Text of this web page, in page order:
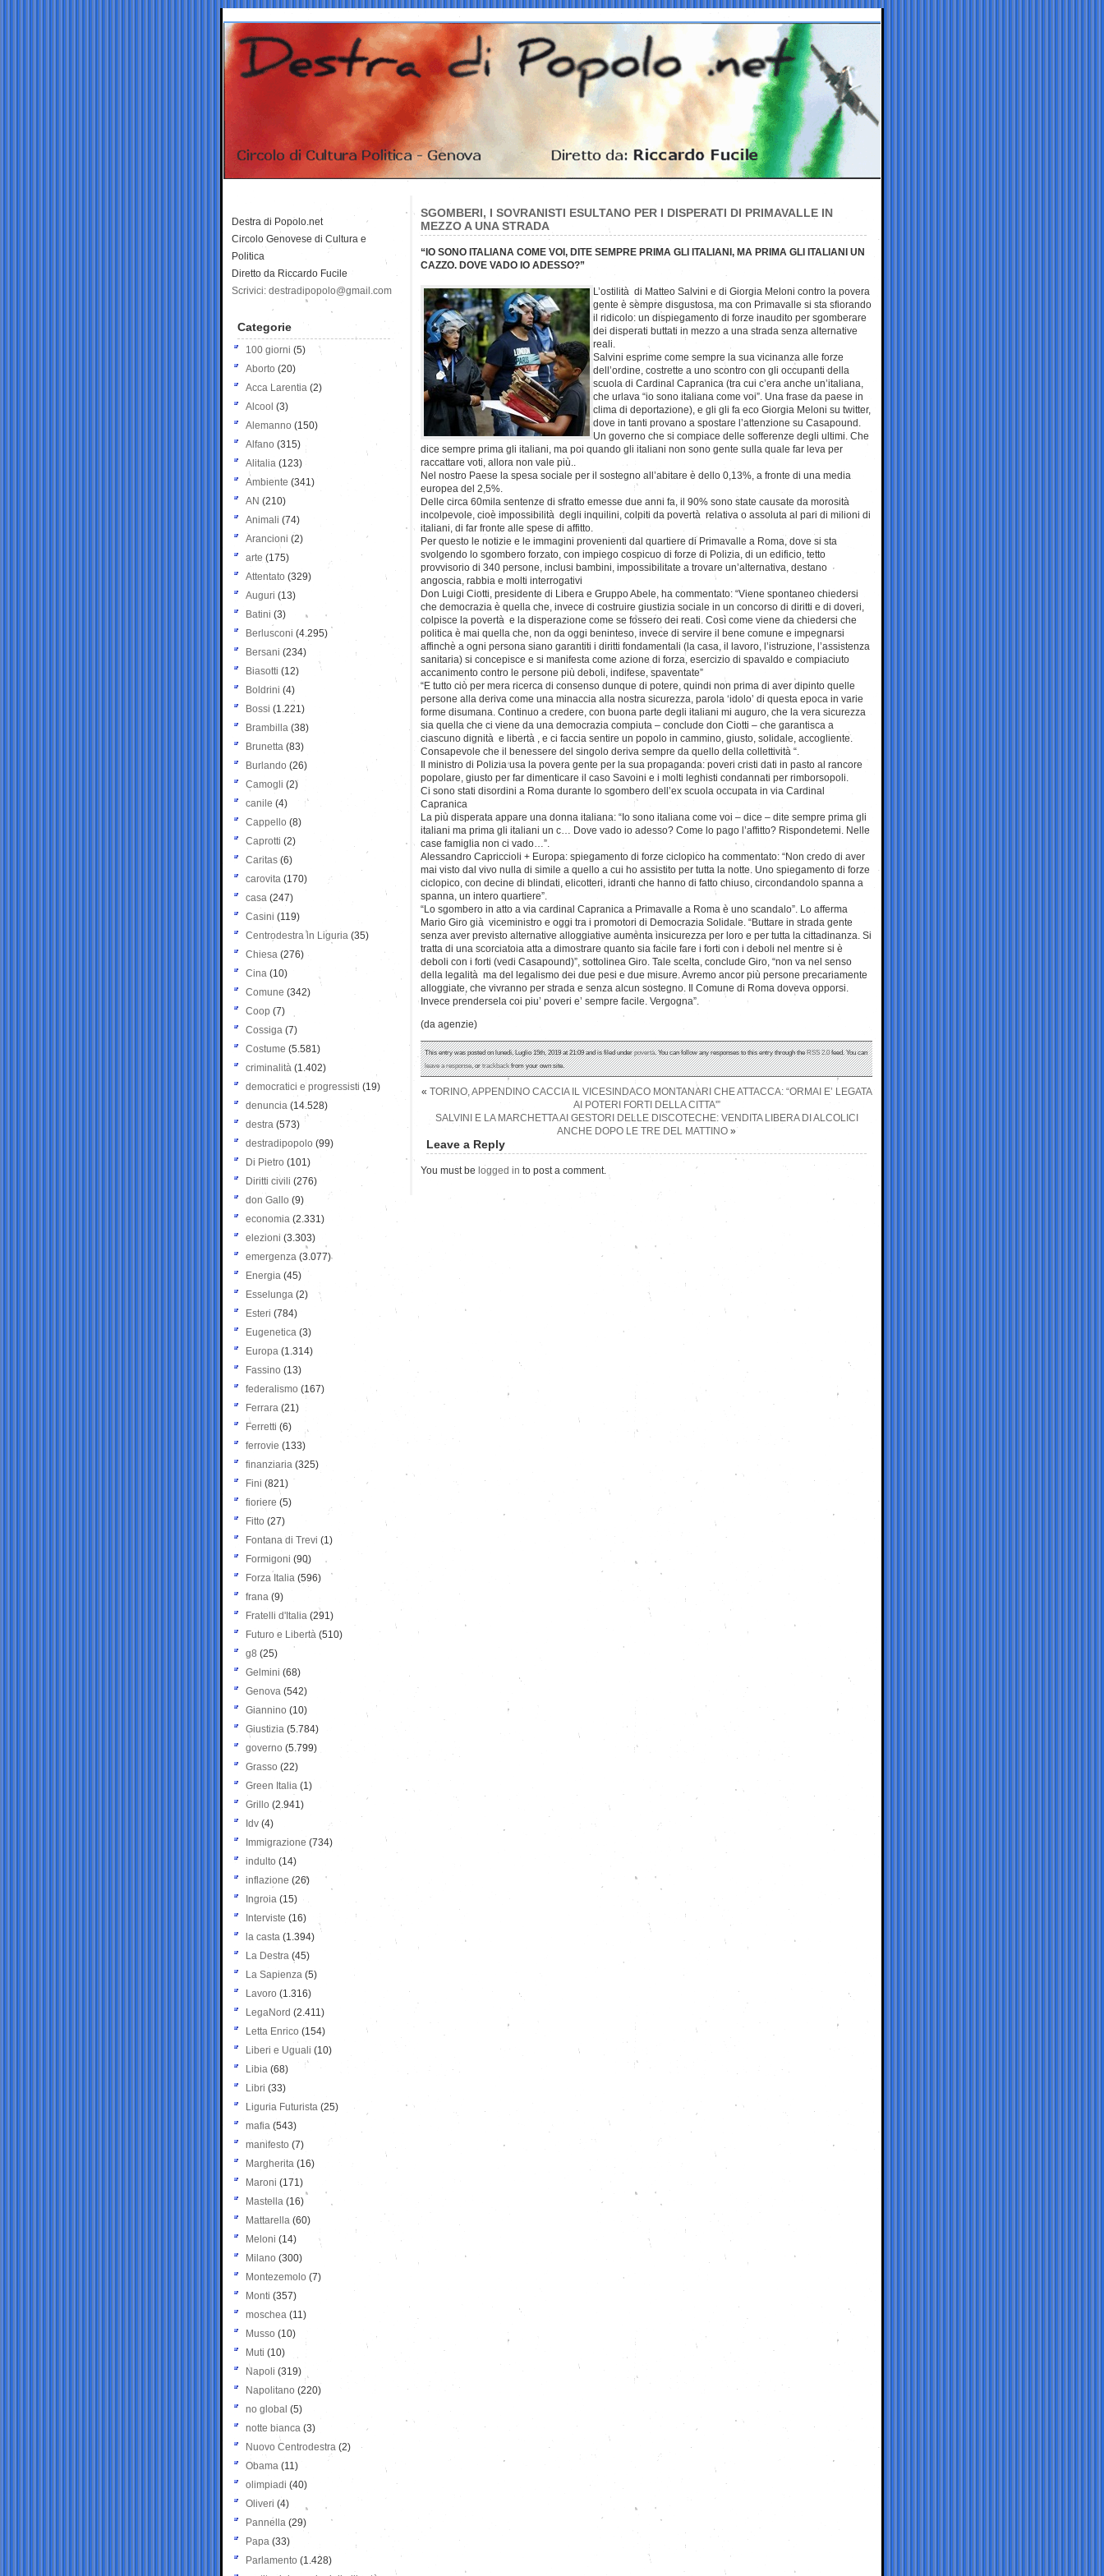
SGOMBERI, I SOVRANISTI ESULTANO PER I DISPERATI DI PRIMAVALLE IN
MEZZO A UNA STRADA
“IO SONO ITALIANA COME VOI, DITE SEMPRE PRIMA GLI ITALIANI, MA PRIMA GLI ITALIANI UN
CAZZO. DOVE VADO IO ADESSO?”
L’ostilità di Matteo Salvini e di Giorgia Meloni contro la povera
gente è sempre disgustosa, ma con Primavalle si sta sfiorando
il ridicolo: un dispiegamento di forze inaudito per sgomberare
dei disperati buttati in mezzo a una strada senza alternative
reali.
Salvini esprime come sempre la sua vicinanza alle forze
dell’ordine, costrette a uno scontro con gli occupanti della
scuola di Cardinal Capranica (tra cui c’era anche un’italiana,
che urlava “io sono italiana come voi”. Una frase da paese in
clima di deportazione), e gli gli fa eco Giorgia Meloni su twitter,
dove in tanti provano a spostare l’attenzione su Casapound.
Un governo che si compiace delle sofferenze degli ultimi. Che
dice sempre prima gli italiani, ma poi quando gli italiani non sono gente sulla quale far leva per
raccattare voti, allora non vale più..
Nel nostro Paese la spesa sociale per il sostegno all’abitare è dello 0,13%, a fronte di una media
europea del 2,5%.
Delle circa 60mila sentenze di sfratto emesse due anni fa, il 90% sono state causate da morosità
incolpevole, cioè impossibilità degli inquilini, colpiti da povertà relativa o assoluta al pari di milioni di
italiani, di far fronte alle spese di affitto.
Per questo le notizie e le immagini provenienti dal quartiere di Primavalle a Roma, dove si sta
svolgendo lo sgombero forzato, con impiego cospicuo di forze di Polizia, di un edificio, tetto
provvisorio di 340 persone, inclusi bambini, impossibilitate a trovare un’alternativa, destano
angoscia, rabbia e molti interrogativi
Don Luigi Ciotti, presidente di Libera e Gruppo Abele, ha commentato: “Viene spontaneo chiedersi
che democrazia è quella che, invece di costruire giustizia sociale in un concorso di diritti e di doveri,
colpisce la povertà e la disperazione come se fossero dei reati. Così come viene da chiedersi che
politica è mai quella che, non da oggi beninteso, invece di servire il bene comune e impegnarsi
affinchè a ogni persona siano garantiti i diritti fondamentali (la casa, il lavoro, l’istruzione, l’assistenza
sanitaria) si concepisce e si manifesta come azione di forza, esercizio di spavaldo e compiaciuto
accanimento contro le persone più deboli, indifese, spaventate”
“E tutto ciò per mera ricerca di consenso dunque di potere, quindi non prima di aver dipinto quelle
persone alla deriva come una minaccia alla nostra sicurezza, parola ‘idolo’ di questa epoca in varie
forme disumana. Continuo a credere, con buona parte degli italiani mi auguro, che la vera sicurezza
sia quella che ci viene da una democrazia compiuta – conclude don Ciotti – che garantisca a
ciascuno dignità e libertà , e ci faccia sentire un popolo in cammino, giusto, solidale, accogliente.
Consapevole che il benessere del singolo deriva sempre da quello della collettività “.
Il ministro di Polizia usa la povera gente per la sua propaganda: poveri cristi dati in pasto al rancore
popolare, giusto per far dimenticare il caso Savoini e i molti leghisti condannati per rimborsopoli.
Ci sono stati disordini a Roma durante lo sgombero dell’ex scuola occupata in via Cardinal
Capranica
La più disperata appare una donna italiana: “Io sono italiana come voi – dice – dite sempre prima gli
italiani ma prima gli italiani un c… Dove vado io adesso? Come lo pago l’affitto? Rispondetemi. Nelle
case famiglia non ci vado…”.
Alessandro Capriccioli + Europa: spiegamento di forze ciclopico ha commentato: “Non credo di aver
mai visto dal vivo nulla di simile a quello a cui ho assistito per tutta la notte. Uno spiegamento di forze
ciclopico, con decine di blindati, elicotteri, idranti che hanno di fatto chiuso, circondandolo spanna a
spanna, un intero quartiere”.
“Lo sgombero in atto a via cardinal Capranica a Primavalle a Roma è uno scandalo”. Lo afferma
Mario Giro già viceministro e oggi tra i promotori di Democrazia Solidale. “Buttare in strada gente
senza aver previsto alternative alloggiative aumenta insicurezza per loro e per tutta la cittadinanza. Si
tratta di una scorciatoia atta a dimostrare quanto sia facile fare i forti con i deboli nel mentre si è
deboli con i forti (vedi Casapound)”, sottolinea Giro. Tale scelta, conclude Giro, “non va nel senso
della legalità ma del legalismo dei due pesi e due misure. Avremo ancor più persone precariamente
alloggiate, che vivranno per strada e senza alcun sostegno. Il Comune di Roma doveva opporsi.
Invece prendersela coi piu’ poveri e’ sempre facile. Vergogna”.
(da agenzie)
This entry was posted on lunedì, Luglio 15th, 2019 at 21:09 and is filed underpovertà. You can follow any responses to this entry through theRSS 2.0feed. You can
leave a response, ortrackbackfrom your own site.
« TORINO, APPENDINO CACCIA IL VICESINDACO MONTANARI CHE ATTACCA: “ORMAI E’ LEGATA
AI POTERI FORTI DELLA CITTA'”
SALVINI E LA MARCHETTA AI GESTORI DELLE DISCOTECHE: VENDITA LIBERA DI ALCOLICI
ANCHE DOPO LE TRE DEL MATTINO »
Leave a Reply
You must be logged in to post a comment.
Destra di Popolo.net
Circolo Genovese di Cultura e
Politica
Diretto da Riccardo Fucile
Scrivici: destradipopolo@gmail.com
Categorie
100 giorni (5)
Aborto (20)
Acca Larentia (2)
Alcool (3)
Alemanno (150)
Alfano (315)
Alitalia (123)
Ambiente (341)
AN (210)
Animali (74)
Arancioni (2)
arte (175)
Attentato (329)
Auguri (13)
Batini (3)
Berlusconi (4.295)
Bersani (234)
Biasotti (12)
Boldrini (4)
Bossi (1.221)
Brambilla (38)
Brunetta (83)
Burlando (26)
Camogli (2)
canile (4)
Cappello (8)
Caprotti (2)
Caritas (6)
carovita (170)
casa (247)
Casini (119)
Centrodestra in Liguria (35)
Chiesa (276)
Cina (10)
Comune (342)
Coop (7)
Cossiga (7)
Costume (5.581)
criminalità (1.402)
democratici e progressisti (19)
denuncia (14.528)
destra (573)
destradipopolo (99)
Di Pietro (101)
Diritti civili (276)
don Gallo (9)
economia (2.331)
elezioni (3.303)
emergenza (3.077)
Energia (45)
Esselunga (2)
Esteri (784)
Eugenetica (3)
Europa (1.314)
Fassino (13)
federalismo (167)
Ferrara (21)
Ferretti (6)
ferrovie (133)
finanziaria (325)
Fini (821)
fioriere (5)
Fitto (27)
Fontana di Trevi (1)
Formigoni (90)
Forza Italia (596)
frana (9)
Fratelli d'Italia (291)
Futuro e Libertà (510)
g8 (25)
Gelmini (68)
Genova (542)
Giannino (10)
Giustizia (5.784)
governo (5.799)
Grasso (22)
Green Italia (1)
Grillo (2.941)
Idv (4)
Immigrazione (734)
indulto (14)
inflazione (26)
Ingroia (15)
Interviste (16)
la casta (1.394)
La Destra (45)
La Sapienza (5)
Lavoro (1.316)
LegaNord (2.411)
Letta Enrico (154)
Liberi e Uguali (10)
Libia (68)
Libri (33)
Liguria Futurista (25)
mafia (543)
manifesto (7)
Margherita (16)
Maroni (171)
Mastella (16)
Mattarella (60)
Meloni (14)
Milano (300)
Montezemolo (7)
Monti (357)
moschea (11)
Musso (10)
Muti (10)
Napoli (319)
Napolitano (220)
no global (5)
notte bianca (3)
Nuovo Centrodestra (2)
Obama (11)
olimpiadi (40)
Oliveri (4)
Pannella (29)
Papa (33)
Parlamento (1.428)